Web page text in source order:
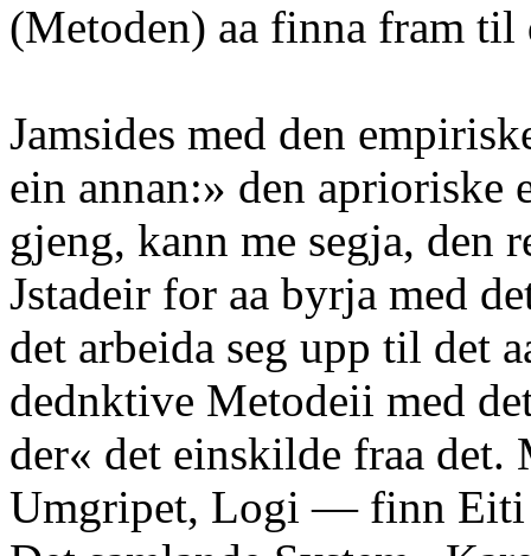
(Metoden) aa finna fram til
Jamsides med den
ein annan:» den aprioriske
gjeng, kann me segja, den
Jstadeir for aa byrja med
det arbeida seg upp til det
dednktive Metodeii med
der« det einskilde fraa
Umgripet, Logi — finn Eiti